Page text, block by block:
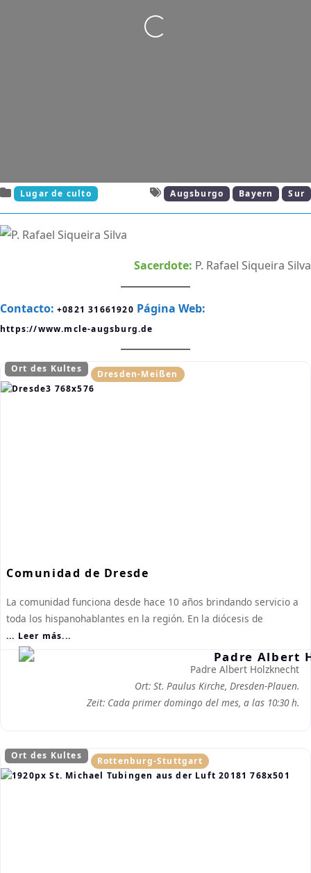
Lugar de culto Augsburgo Bayern Sur
Sacerdote: P. Rafael Siqueira Silva
Contacto: +0821 31661920 Página Web:
https://www.mcle-augsburg.de
Ort des Kultes Dresden-Meißen
Comunidad de Dresde
La comunidad funciona desde hace 10 años brindando servicio a
toda los hispanohablantes en la región. En la diócesis de
... Leer más...
Padre Albert Holzknecht
Ort: St. Paulus Kirche, Dresden-Plauen.
Zeit: Cada primer domingo del mes, a las 10:30 h.
Ort des Kultes Rottenburg-Stuttgart